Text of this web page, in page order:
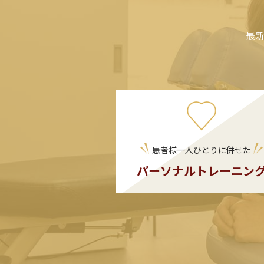
最
患者様一人ひとりに併せた
パーソナルトレーニン